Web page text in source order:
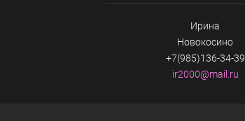
Ирина
Новокосино
+7(985)136-34-39
ir2000@mail.ru